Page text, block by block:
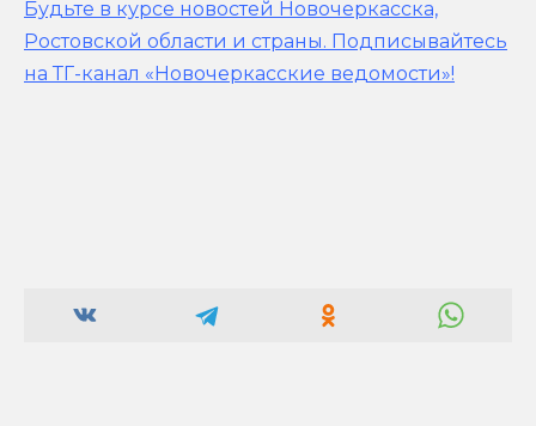
Будьте в курсе новостей Новочеркасска,
Ростовской области и страны. Подписывайтесь
на ТГ-канал «Новочеркасские ведомости»!